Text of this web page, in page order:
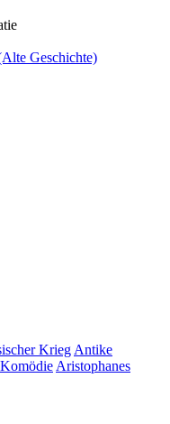
Geschichte)
Krieg Antike
Komödie Aristophanes